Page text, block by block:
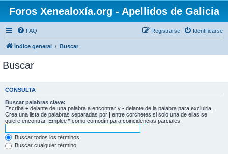
Foros Xenealoxía.org - Apellidos de Galicia
FAQ Identificarse
Registrarse
Índice general Buscar
Buscar
CONSULTA
Buscar palabras clave:
Escriba + delante de una palabra a encontrar y - delante de la palabra para excluirla.
Crea una lista de palabras separadas por | entre corchetes si solo una de ellas se
quiere encontrar. Emplee * como comodín para coincidencias parciales.
Buscar todos los términos
Buscar cualquier término